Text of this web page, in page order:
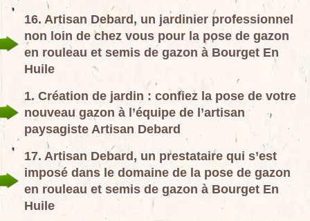
16. Artisan Debard, un jardinier professionnel
non loin de chez vous pour la pose de gazon
en rouleau et semis de gazon à Bourget En
Huile
1. Création de jardin : confiez la pose de votre
nouveau gazon à l’équipe de l’artisan
paysagiste Artisan Debard
17. Artisan Debard, un prestataire qui s’est
imposé dans le domaine de la pose de gazon
en rouleau et semis de gazon à Bourget En
Huile